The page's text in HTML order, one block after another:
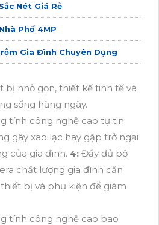
Nét Giá Rẻ
Phố 4MP
Gia Đình Chuyên Dụng
bị nhỏ gọn, thiết kế tinh tế và
sống hàng ngày.
tính công nghệ cao tự tin
gây xao lạc hay gặp trở ngại
của gia đình. 4: Đầy đủ bộ
chất lượng gia đình cần
bị và phụ kiện để giám
tính công nghệ cao bao